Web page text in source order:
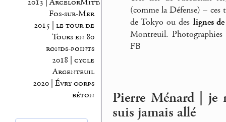
2013 | ArcelorMittal
Fos-sur-Mer
2015 | le tour de
Tours en 80
ronds-points
2018 | cycle
Argenteuil
2020 | Évry corps
béton
(comme la Défense) – ces
de Tokyo ou des lignes
Montreuil. Photographies
FB
Pierre Ménard | je
suis jamais allé